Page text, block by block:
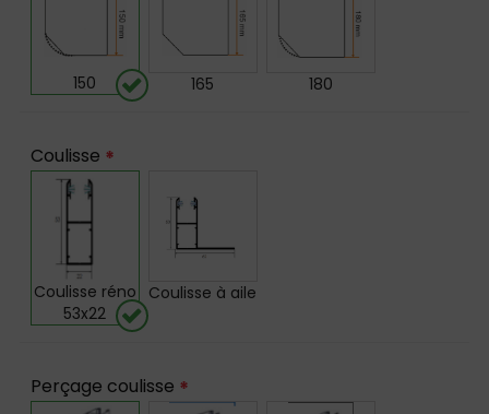
150 165 180
Coulisse *
Coulisse réno
53x22
Coulisse à aile
Perçage coulisse *